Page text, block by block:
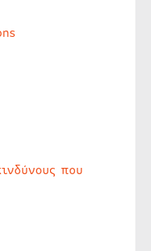
που